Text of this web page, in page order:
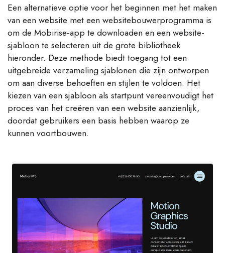
Een alternatieve optie voor het beginnen met het maken
van een website met een websitebouwerprogramma is
om de Mobirise-app te downloaden en een website-
sjabloon te selecteren uit de grote bibliotheek
hieronder. Deze methode biedt toegang tot een
uitgebreide verzameling sjablonen die zijn ontworpen
om aan diverse behoeften en stijlen te voldoen. Het
kiezen van een sjabloon als startpunt vereenvoudigt het
proces van het creëren van een website aanzienlijk,
doordat gebruikers een basis hebben waarop ze
kunnen voortbouwen.